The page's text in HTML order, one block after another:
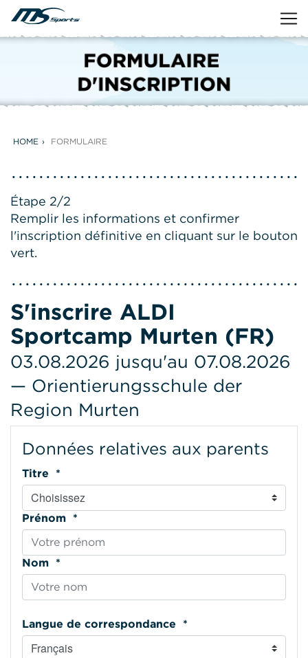
HOME FORMULAIRE
Étape 2/2
Remplir les informations et confirmer
l'inscription définitive en cliquant sur le bouton
vert.
S'inscrire ALDI
Sportcamp Murten (FR)
03.08.2026 jusqu'au 07.08.2026
— Orientierungsschule der
Region Murten
Données relatives aux parents
Titre *
Prénom *
Nom *
Langue de correspondance *